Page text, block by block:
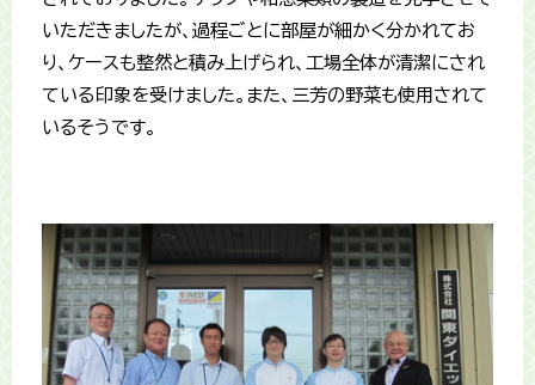
いただきましたが、過程ごとに部屋が細かく分かれてお
り、ケースも整然と積み上げられ、工場全体が清潔にされ
ている印象を受けました。また、三芳の野菜も使用されて
いるそうです。